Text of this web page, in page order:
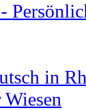
in
Wiesen